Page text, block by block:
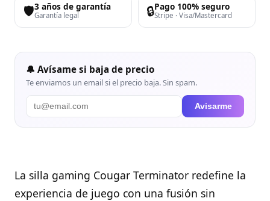
🛡️3 años de garantía
Garantía legal 🔒Pago 100% seguro
Stripe · Visa/Mastercard
🔔 Avísame si baja de precio
Te enviamos un email si el precio baja. Sin spam.
Avisarme
La silla gaming Cougar Terminator redefine la
experiencia de juego con una fusión sin